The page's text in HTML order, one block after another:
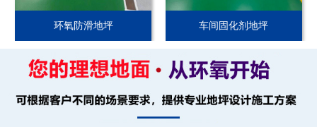
环氧防滑地坪 车间固化剂地坪